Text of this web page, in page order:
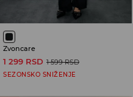
Zvoncare
1 299 RSD 1 599 RSD
SEZONSKO SNIŽENJE